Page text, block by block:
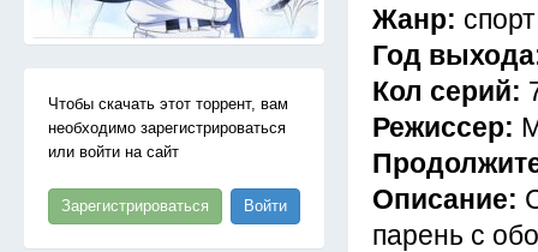
Чтобы скачать этот торрент, вам
необходимо зарегистрироваться
или войти на сайт
Зарегистрироваться Войти
Жанр: спорт
Год
Кол серий:
Режиссер:
Описание:
парень с